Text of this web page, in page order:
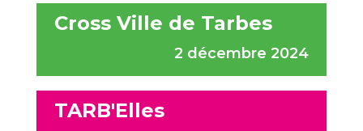
Cross Ville de Tarbes
2 décembre 2024
TARB'Elles